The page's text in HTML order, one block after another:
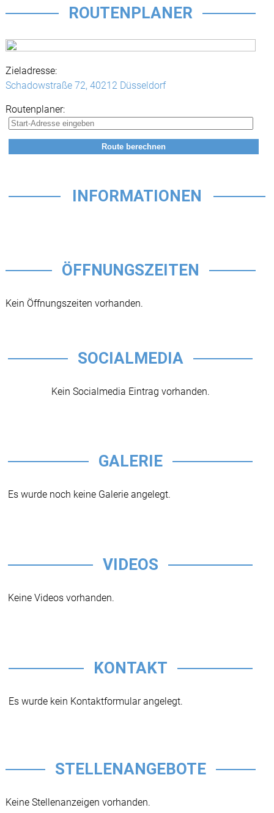
ROUTENPLANER
Zieladresse:
Schadowstraße 72, 40212 Düsseldorf
Routenplaner:
INFORMATIONEN
ÖFFNUNGSZEITEN
Kein Öffnungszeiten vorhanden.
SOCIALMEDIA
Kein Socialmedia Eintrag vorhanden.
GALERIE
Es wurde noch keine Galerie angelegt.
VIDEOS
Keine Videos vorhanden.
KONTAKT
Es wurde kein Kontaktformular angelegt.
STELLENANGEBOTE
Keine Stellenanzeigen vorhanden.